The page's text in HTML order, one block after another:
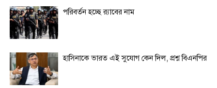
পরিবর্তন হচ্ছে র‌্যাবের নাম
হাসিনাকে ভারত এই সুযোগ কেন দিল, প্রশ্ন বিএনপির